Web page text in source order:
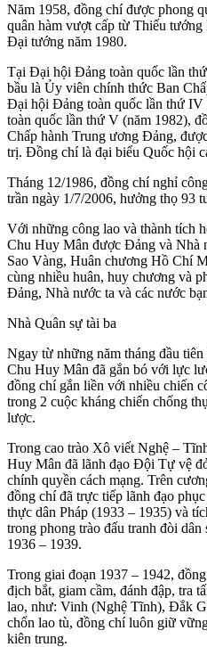
Năm 1958, đồng chí được phong
quân hàm vượt cấp từ Thiếu
Ðại tướng năm 1980.
Tại Ðại hội Ðảng toàn quốc lần
bầu là Ủy viên chính thức Ban
Ðại hội Ðảng toàn quốc lần thứ
toàn quốc lần thứ V (năm 1982),
Chấp hành Trung ương Ðảng,
trị. Ðồng chí là đại biểu Quốc hội
Tháng 12/1986, đồng chí nghỉ
trần ngày 1/7/2006, hưởng thọ 93
Với những công lao và thành tích
Chu Huy Mân được Ðảng và Nhà
Sao Vàng, Huân chương Hồ Chí
cùng nhiều huân, huy chương và
Đảng, Nhà nước ta và các nước
Nhà Quân sự tài ba
Ngay từ những năm tháng đầu
Chu Huy Mân đã gắn bó với lực
đồng chí gắn liền với nhiều chiến
trong 2 cuộc kháng chiến chống
lược.
Trong cao trào Xô viết Nghệ –
Huy Mân đã lãnh đạo Đội Tự vệ
chính quyền cách mạng. Trên
đồng chí đã trực tiếp lãnh đạo
thực dân Pháp (1933 – 1935) và
trong phong trào đấu tranh đòi
1936 – 1939.
Trong giai đoạn 1937 – 1942,
địch bắt, giam cầm, đánh đập, tra
lao, như: Vinh (Nghệ Tĩnh), Đắk
chốn lao tù, đồng chí luôn giữ
kiên trung.